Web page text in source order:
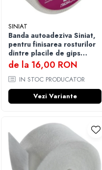
Finisare Gips Carton
Ipsos si Pasta Imbinare
Ipsos Adeziv Gips Carton
Profile Gips Carton
Grosime Tabla 0.6MM
Profile UA
SINIAT
Banda autoadeziva Siniat,
pentru finisarea rosturilor
dintre placile de gips
carton din plasa de fibra de
sticla
de la 16,00 RON
IN STOC PRODUCATOR
Vezi Variante